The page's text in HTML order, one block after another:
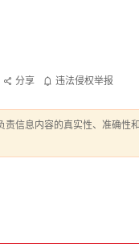
分享 违法侵权举报
信息内容的真实性、准确性